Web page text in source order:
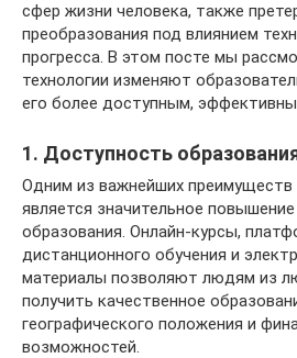
сфер жизни человека, также
преобразования под влиянием
прогресса. В этом посте мы
технологии изменяют
его более доступным,
1. Доступность
Одним из важнейших преимуществ
является значительное
образования. Онлайн-курсы,
дистанционного обучения и
материалы позволяют людям из
получить качественное
географического положения и
возможностей.